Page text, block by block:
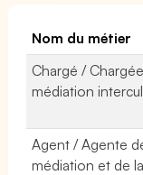
Nom du métier
Chargé /
médiation
Agent / Agente
médiation et de